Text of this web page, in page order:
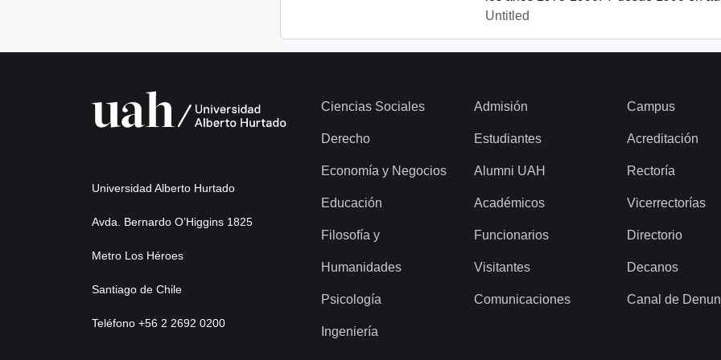
Untitled
Universidad Alberto Hurtado
Avda. Bernardo O’Higgins 1825
Metro Los Héroes
Santiago de Chile
Teléfono +56 2 2692 0200
Ciencias Sociales
Derecho
Economía y Negocios
Educación
Filosofía y
Humanidades
Psicología
Ingeniería
Admisión
Estudiantes
Alumni UAH
Académicos
Funcionarios
Visitantes
Comunicaciones
Campus
Acreditación
Rectoría
Vicerrectorías
Directorio
Decanos
Canal de